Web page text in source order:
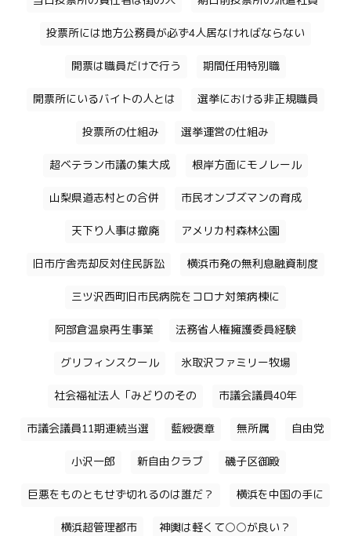
投票所には地方公務員が必ず4人居なければならない
開票は職員だけで行う 期間任用特別職
開票所にいるバイトの人とは 選挙における非正規職員
投票所の仕組み 選挙運営の仕組み
超ベテラン市議の集大成 根岸方面にモノレール
山梨県道志村との合併 市民オンブズマンの育成
天下り人事は撤廃 アメリカ村森林公園
旧市庁舎売却反対住民訴訟 横浜市発の無利息融資制度
三ツ沢西町旧市民病院をコロナ対策病棟に
阿部倉温泉再生事業 法務省人権擁護委員経験
グリフィンスクール 氷取沢ファミリー牧場
社会福祉法人「みどりのその 市議会議員40年
市議会議員11期連続当選 藍綬褒章 無所属 自由党
小沢一郎 新自由クラブ 磯子区御殿
巨悪をものともせず切れるのは誰だ？ 横浜を中国の手に
横浜超管理都市 神輿は軽くて○○が良い？